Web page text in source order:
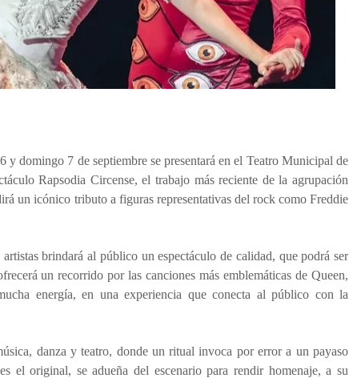
y domingo 7 de septiembre se presentará en el Teatro Municipal de
Rapsodia Circense, el trabajo más reciente de la agrupación
un icónico tributo a figuras representativas del rock como Freddie
brindará al público un espectáculo de calidad, que podrá ser
un recorrido por las canciones más emblemáticas de Queen,
energía, en una experiencia que conecta al público con la
danza y teatro, donde un ritual invoca por error a un payaso
el original, se adueña del escenario para rendir homenaje, a su